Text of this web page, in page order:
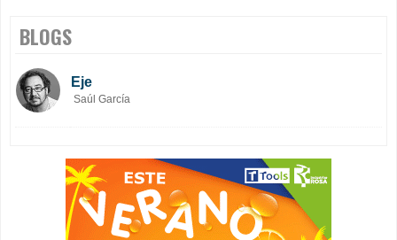
BLOGS
Eje
Saúl García